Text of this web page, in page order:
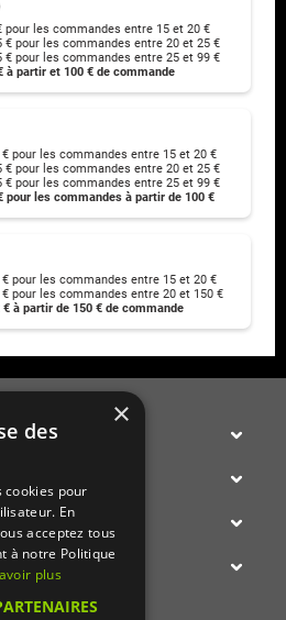
pour les commandes entre 15 et 20 €
€ pour les commandes entre 20 et 25 €
€ pour les commandes entre 25 et 99 €
à partir et 100 € de commande
pour les commandes entre 15 et 20 €
€ pour les commandes entre 20 et 25 €
€ pour les commandes entre 25 et 99 €
pour les commandes à partir de 100 €
pour les commandes entre 15 et 20 €
pour les commandes entre 20 et 150 €
à partir de 150 € de commande
cacher Paris ou province
traiteur cacher
cacher,indien cacher
oriental
cacher
ou même le nouveau restaurant
(restaurant casher).
×
des
cookies pour
En
acceptez tous
à notre Politique
plus